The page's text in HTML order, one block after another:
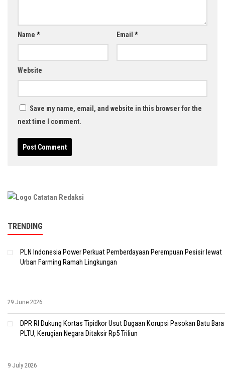
Name * Email *
Website
Save my name, email, and website in this browser for the
next time I comment.
TRENDING
PLN Indonesia Power Perkuat Pemberdayaan Perempuan Pesisir lewat
Urban Farming Ramah Lingkungan
29 June 2026
DPR RI Dukung Kortas Tipidkor Usut Dugaan Korupsi Pasokan Batu Bara
PLTU, Kerugian Negara Ditaksir Rp5 Triliun
9 July 2026